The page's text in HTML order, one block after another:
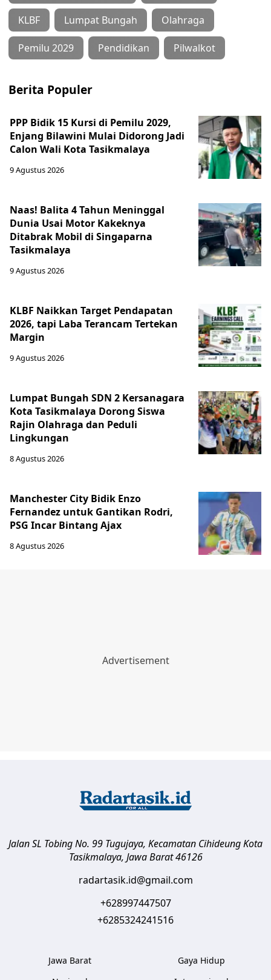
KLBF Lumpat Bungah Olahraga
Pemilu 2029 Pendidikan Pilwalkot
Berita Populer
PPP Bidik 15 Kursi di Pemilu 2029,
Enjang Bilawini Mulai Didorong Jadi
Calon Wali Kota Tasikmalaya
9 Agustus 2026
Naas! Balita 4 Tahun Meninggal
Dunia Usai Motor Kakeknya
Ditabrak Mobil di Singaparna
Tasikmalaya
9 Agustus 2026
KLBF Naikkan Target Pendapatan
2026, tapi Laba Terancam Tertekan
Margin
9 Agustus 2026
Lumpat Bungah SDN 2 Kersanagara
Kota Tasikmalaya Dorong Siswa
Rajin Olahraga dan Peduli
Lingkungan
8 Agustus 2026
Manchester City Bidik Enzo
Fernandez untuk Gantikan Rodri,
PSG Incar Bintang Ajax
8 Agustus 2026
Jalan SL Tobing No. 99 Tugujaya, Kecamatan CihideungKota
Tasikmalaya, Jawa Barat 46126
radartasik.id@gmail.com
+628997447507
+6285324241516
Jawa Barat
Gaya Hidup